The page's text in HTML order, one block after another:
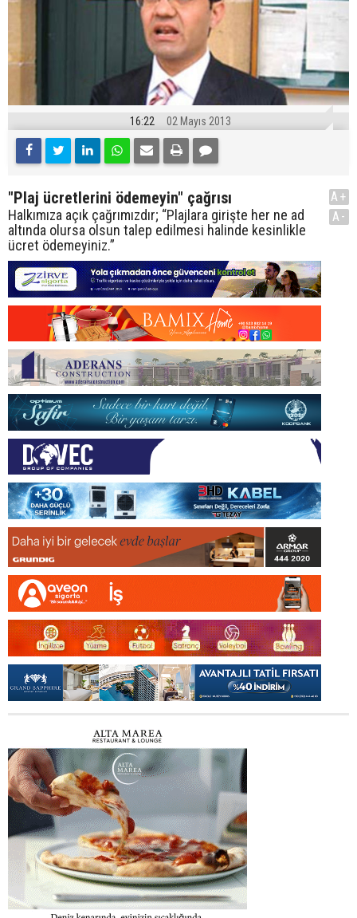
16:22 02 Mayıs 2013
"Plaj ücretlerini ödemeyin" çağrısı
Halkımıza açık çağrımızdır; “Plajlara girişte her ne ad
altında olursa olsun talep edilmesi halinde kesinlikle
ücret ödemeyiniz.”
A+
A-